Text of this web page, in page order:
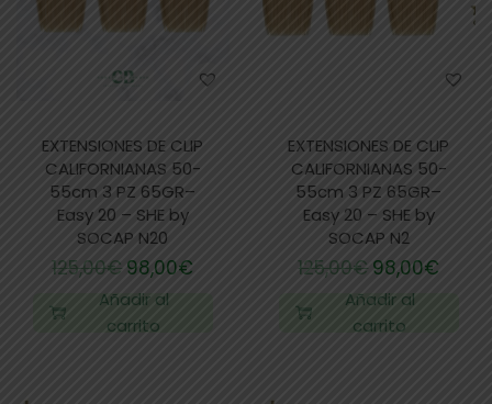
EXTENSIONES DE CLIP
CALIFORNIANAS 50-
55cm 3 PZ 65GR–
Easy 20 – SHE by
SOCAP N20
125,00€ 98,00€
Añadir al
carrito
EXTENSIONES DE CLIP
CALIFORNIANAS 50-
55cm 3 PZ 65GR–
Easy 20 – SHE by
SOCAP N2
125,00€98,00€
Añadir al
carrito